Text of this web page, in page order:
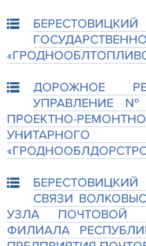
ДОРОЖНОЕ
УПРАВЛЕНИЕ
ПРОЕКТНО-
СВЯЗИ
УЗЛА ПОЧТОВОЙ
ФИЛИАЛА